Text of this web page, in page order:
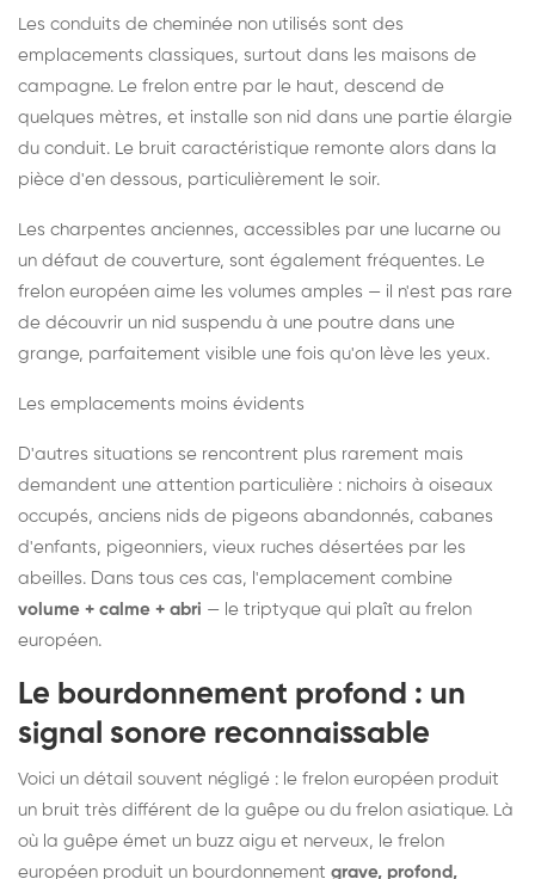
Les conduits de cheminée non utilisés sont des
emplacements classiques, surtout dans les maisons de
campagne. Le frelon entre par le haut, descend de
quelques mètres, et installe son nid dans une partie élargie
du conduit. Le bruit caractéristique remonte alors dans la
pièce d'en dessous, particulièrement le soir.
Les charpentes anciennes, accessibles par une lucarne ou
un défaut de couverture, sont également fréquentes. Le
frelon européen aime les volumes amples — il n'est pas rare
de découvrir un nid suspendu à une poutre dans une
grange, parfaitement visible une fois qu'on lève les yeux.
Les emplacements moins évidents
D'autres situations se rencontrent plus rarement mais
demandent une attention particulière : nichoirs à oiseaux
occupés, anciens nids de pigeons abandonnés, cabanes
d'enfants, pigeonniers, vieux ruches désertées par les
abeilles. Dans tous ces cas, l'emplacement combine
volume + calme + abri — le triptyque qui plaît au frelon
européen.
Le bourdonnement profond : un
signal sonore reconnaissable
Voici un détail souvent négligé : le frelon européen produit
un bruit très différent de la guêpe ou du frelon asiatique. Là
où la guêpe émet un buzz aigu et nerveux, le frelon
européen produit un bourdonnement grave, profond,